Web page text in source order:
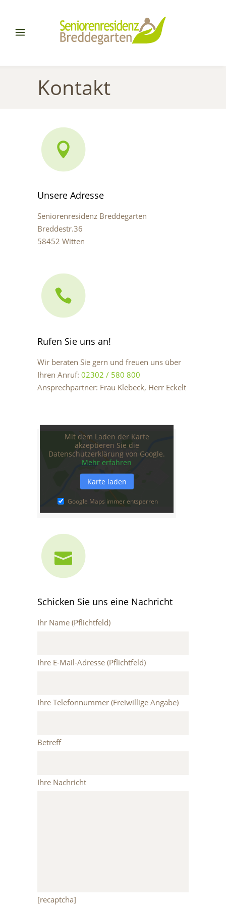
Kontakt
Unsere Adresse
Seniorenresidenz Breddegarten
Breddestr.36
58452 Witten
Rufen Sie uns an!
Wir beraten Sie gern und freuen uns über
Ihren Anruf: 02302 / 580 800
Ansprechpartner: Frau Klebeck, Herr Eckelt
Mit dem Laden der Karte
akzeptieren Sie die
Datenschutzerklärung von Google.
Mehr erfahren
Karte laden
Google Maps immer entsperren
Schicken Sie uns eine Nachricht
Ihr Name (Pflichtfeld)
Ihre E-Mail-Adresse (Pflichtfeld)
Ihre Telefonnummer (Freiwillige Angabe)
Betreff
Ihre Nachricht
[recaptcha]